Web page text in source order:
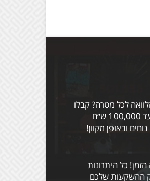
לכל מטרה? קבלו
הלוואה עד 100,000 ש״ח
ובאופן מקוון!
הזמן! כל היתרונות
ההשקעות שלכם